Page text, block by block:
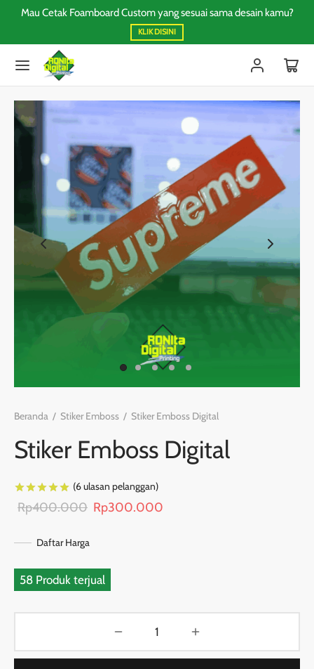
Mau Cetak Foamboard Custom yang sesuai sama desain kamu?
KLIK DISINI
Beranda / Stiker Emboss / Stiker Emboss Digital
Stiker Emboss Digital
Peringkatdari 5 berdasarkan
(6ulasan pelanggan)
Rp400.000
Harga
adalah:
Rp400.000.
Rp300.000
Harga
ini
adalah:
Rp300.000.
Daftar Harga
58 Produk terjual